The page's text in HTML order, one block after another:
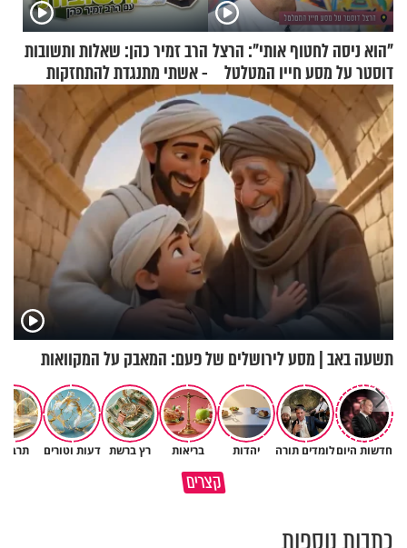
"הוא ניסה לחטוף אותי": הרצל
דוסטר על מסע חייו המטלטל
הרב זמיר כהן: שאלות ותשובות
- אשתי מתנגדת להתחזקות
שלי
תשעה באב | מסע לירושלים של פעם: המאבק על המקוואות
חדשות היוםלומדים תורה יהדות בריאות רץ ברשת דעות וטורים
קצרים
חתכו אותך בכביש? אפשר לחשוב
רבתם שוב? 💔 זה לא אומר
כתבות נוספות